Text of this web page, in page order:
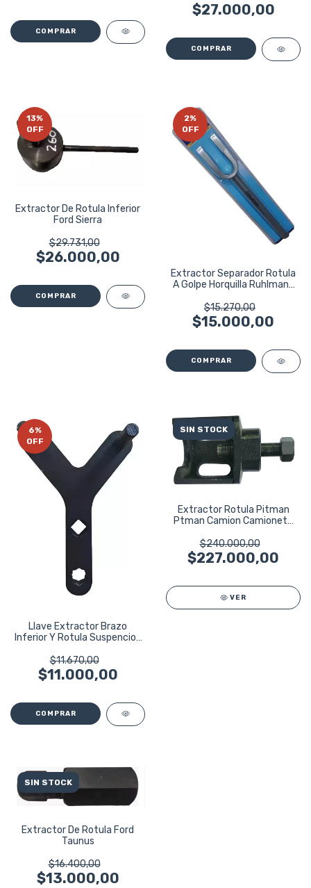
$27.000,00
13%
OFF
Extractor De Rotula Inferior
Ford Sierra
$29.731,00
$26.000,00
2%
OFF
Extractor Separador Rotula
A Golpe Horquilla Ruhlmann
$15.270,00
$15.000,00
6%
OFF
Llave Extractor Brazo
Inferior Y Rotula Suspencion
$11.670,00
$11.000,00
SIN STOCK
Extractor Rotula Pitman
Ptman Camion Camioneta
$240.000,00
$227.000,00
VER
SIN STOCK
Extractor De Rotula Ford
Taunus
$16.400,00
$13.000,00